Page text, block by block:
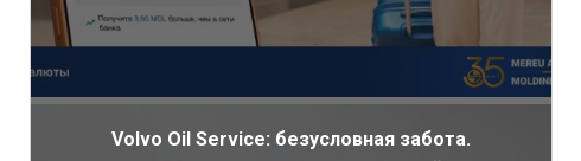
Volvo Oil Service: безусловная забота.